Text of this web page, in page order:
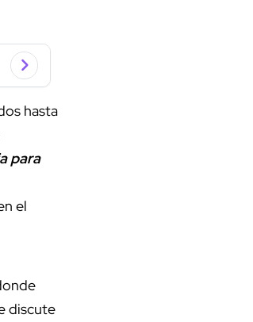
hasta
para
el
discute